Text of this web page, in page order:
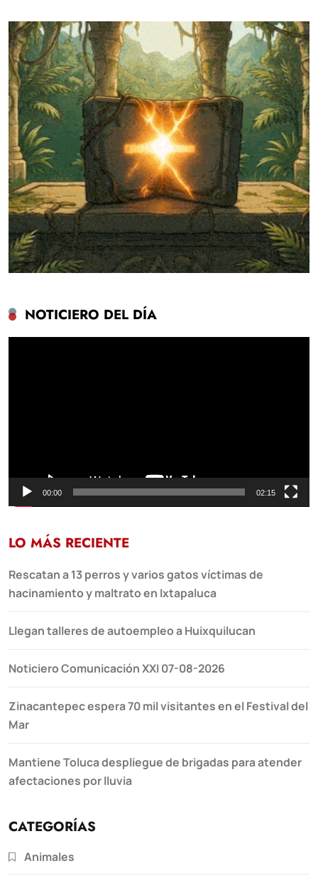
NOTICIERO DEL DÍA
00:00 02:15
LO MÁS RECIENTE
Rescatan a 13 perros y varios gatos víctimas de
hacinamiento y maltrato en Ixtapaluca
Llegan talleres de autoempleo a Huixquilucan
Noticiero Comunicación XXI 07-08-2026
Zinacantepec espera 70 mil visitantes en el Festival del
Mar
Mantiene Toluca despliegue de brigadas para atender
afectaciones por lluvia
CATEGORÍAS
Animales